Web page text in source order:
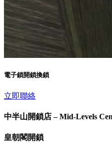
電子鎖開鎖換鎖
立即聯絡
中半山開鎖店 – Mid-Levels
皇朝閣開鎖